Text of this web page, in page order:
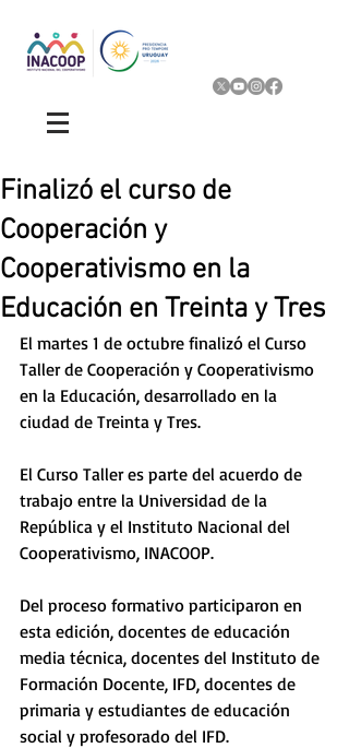
Finalizó el curso de
Cooperación y
Cooperativismo en la
Educación en Treinta y Tres
El martes 1 de octubre finalizó el Curso
Taller de Cooperación y Cooperativismo
en la Educación, desarrollado en la
ciudad de Treinta y Tres.
El Curso Taller es parte del acuerdo de
trabajo entre la Universidad de la
República y el Instituto Nacional del
Cooperativismo, INACOOP.
Del proceso formativo participaron en
esta edición, docentes de educación
media técnica, docentes del Instituto de
Formación Docente, IFD, docentes de
primaria y estudiantes de educación
social y profesorado del IFD.